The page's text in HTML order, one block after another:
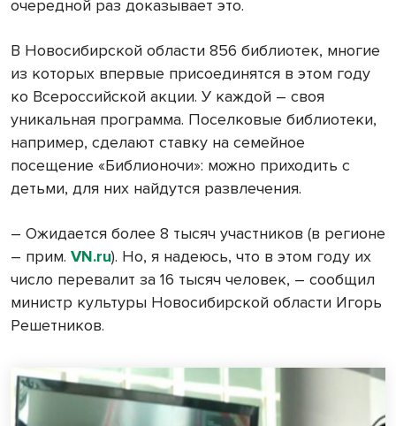
очередной раз доказывает это.
В Новосибирской области 856 библиотек, многие
из которых впервые присоединятся в этом году
ко Всероссийской акции. У каждой – своя
уникальная программа. Поселковые библиотеки,
например, сделают ставку на семейное
посещение «Библионочи»: можно приходить с
детьми, для них найдутся развлечения.
– Ожидается более 8 тысяч участников (в регионе
– прим. VN.ru). Но, я надеюсь, что в этом году их
число перевалит за 16 тысяч человек, – сообщил
министр культуры Новосибирской области Игорь
Решетников.